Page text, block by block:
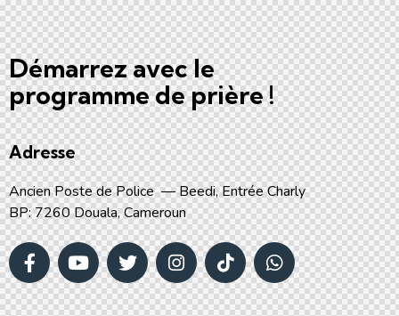
Démarrez avec le
programme de prière !
Adresse
Ancien Poste de Police — Beedi, Entrée Charly
BP: 7260 Douala, Cameroun